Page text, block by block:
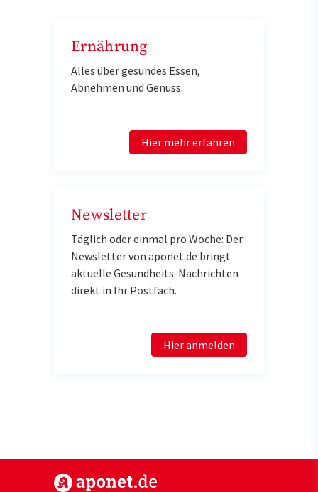
Ernährung
Alles über gesundes Essen,
Abnehmen und Genuss.
Hier mehr erfahren
Newsletter
Täglich oder einmal pro Woche: Der
Newsletter von aponet.de bringt
aktuelle Gesundheits-Nachrichten
direkt in Ihr Postfach.
Hier anmelden